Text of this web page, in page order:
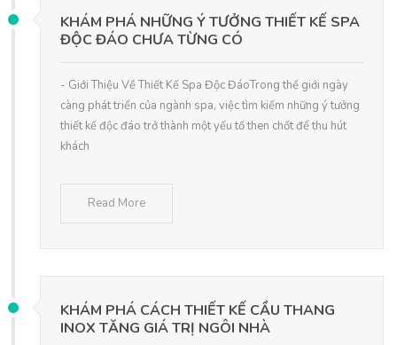
KHÁM PHÁ NHỮNG Ý TƯỞNG THIẾT KẾ SPA
ĐỘC ĐÁO CHƯA TỪNG CÓ
- Giới Thiệu Về Thiết Kế Spa Độc ĐáoTrong thế giới ngày
càng phát triển của ngành spa, việc tìm kiếm những ý tưởng
thiết kế độc đáo trở thành một yếu tố then chốt để thu hút
khách
Read More
KHÁM PHÁ CÁCH THIẾT KẾ CẦU THANG
INOX TĂNG GIÁ TRỊ NGÔI NHÀ